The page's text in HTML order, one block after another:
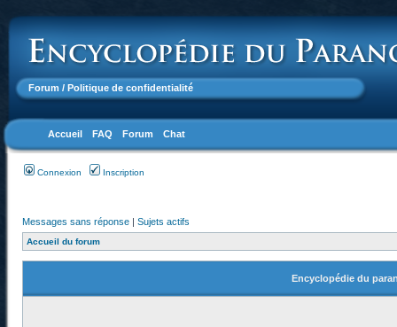
Forum / Politique de confidentialité
Accueil FAQ Forum Chat
Connexion Inscription
Messages sans réponse | Sujets actifs
Accueil du forum
Encyclopédie du